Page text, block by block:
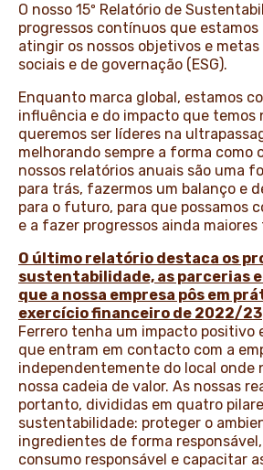
O nosso 15º Relatório de
progressos contínuos que estamos
atingir os nossos objetivos e
sociais e de governação (ESG).
Enquanto marca global, estamos
influência e do impacto que temos
queremos ser líderes na
melhorando sempre a forma como
nossos relatórios anuais são uma
para trás, fazermos um balanço e
para o futuro, para que possamos
e a fazer progressos ainda maiores
O último relatório destaca os
sustentabilidade, as parcerias
que a nossa empresa pôs em
exercício financeiro de 2022/23
Ferrero tenha um impacto positivo
que entram em contacto com a
independentemente do local onde
nossa cadeia de valor. As nossas
portanto, divididas em quatro
sustentabilidade: proteger o
ingredientes de forma
consumo responsável e capacitar